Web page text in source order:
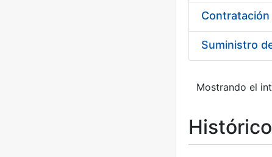
Suministro
Mostrando el